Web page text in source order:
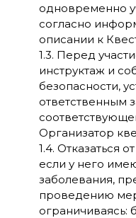
одновременно
согласно
описании к
1.3. Перед
инструктаж и
безопасности,
ответственным
Организатор
1.4. Отказаться
если у него
заболевания,
проведению
ограничиваясь: